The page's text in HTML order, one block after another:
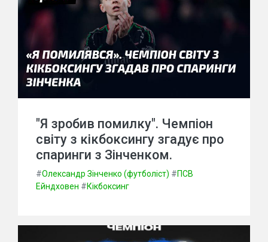
"Я зробив помилку". Чемпіон
світу з кікбоксингу згадує про
спаринги з Зінченком.
#Олександр Зінченко (футболіст) #ПСВ
Ейндховен #Кікбоксинг